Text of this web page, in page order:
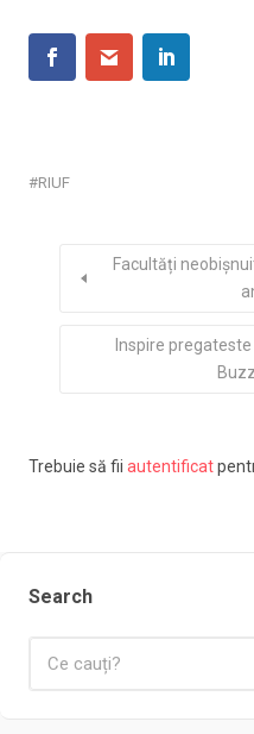
RIUF
Facultăți
Inspire
Trebuie să fii autentificat
Search